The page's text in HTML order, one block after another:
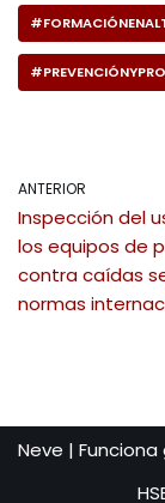
ANTERIOR
Inspección del
los equipos de
contra caídas
normas
Neve |